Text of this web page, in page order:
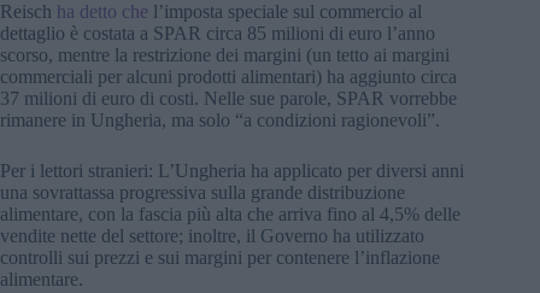
Reisch ha detto che l’imposta speciale sul commercio al
dettaglio è costata a SPAR circa 85 milioni di euro l’anno
scorso, mentre la restrizione dei margini (un tetto ai margini
commerciali per alcuni prodotti alimentari) ha aggiunto circa
37 milioni di euro di costi. Nelle sue parole, SPAR vorrebbe
rimanere in Ungheria, ma solo “a condizioni ragionevoli”.
Per i lettori stranieri: L’Ungheria ha applicato per diversi anni
una sovrattassa progressiva sulla grande distribuzione
alimentare, con la fascia più alta che arriva fino al 4,5% delle
vendite nette del settore; inoltre, il Governo ha utilizzato
controlli sui prezzi e sui margini per contenere l’inflazione
alimentare.